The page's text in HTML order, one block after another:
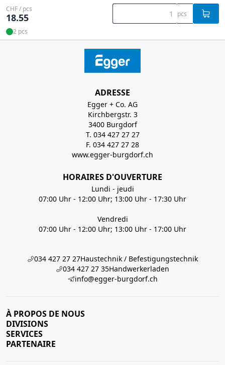
CHF / pcs
18.55 pcs
2 pcs
ADRESSE
Egger + Co. AG
Kirchbergstr. 3
3400 Burgdorf
T. 034 427 27 27
F. 034 427 27 28
www.egger-burgdorf.ch
HORAIRES D'OUVERTURE
Lundi - jeudi
07:00 Uhr - 12:00 Uhr; 13:00 Uhr - 17:30 Uhr
Vendredi
07:00 Uhr - 12:00 Uhr; 13:00 Uhr - 17:00 Uhr
034 427 27 27Haustechnik / Befestigungstechnik
034 427 27 35Handwerkerladen
info@egger-burgdorf.ch
À PROPOS DE NOUS
DIVISIONS
SERVICES
PARTENAIRE